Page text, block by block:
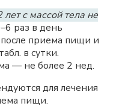
с массой тела не
раз в день
приема пищи и
в сутки.
— не более 2 нед.
для лечения
пищи.